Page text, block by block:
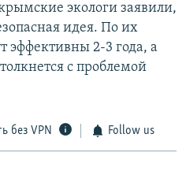
экологи заявили,
идея. По их
2-3 года, а
с проблемой
без VPN Follow us